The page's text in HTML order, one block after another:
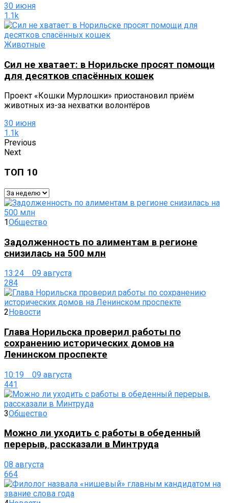
30 июня
1.1k
Животные
Сил не хватает: в Норильске просят помощи
для десятков спасённых кошек
Проект «Кошки Мурлошки» приостановил приём
животных из-за нехватки волонтёров
30 июня
1.1k
Previous
Next
ТОП 10
1Общество
Задолженность по алиментам в регионе
снизилась на 500 млн
13:24 09 августа
284
2 Новости
Глава Норильска проверил работы по
сохранению исторических домов на
Ленинском проспекте
10:19 09 августа
441
3Общество
Можно ли уходить с работы в обеденный
перерыв, рассказали в Минтруда
08 августа
664